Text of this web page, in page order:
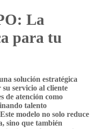
La
para tu
solución estratégica
servicio al cliente
de atención como
talento
modelo no solo reduce
sino que también